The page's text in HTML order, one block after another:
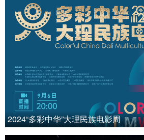
2024“多彩中华”大理民族电影周